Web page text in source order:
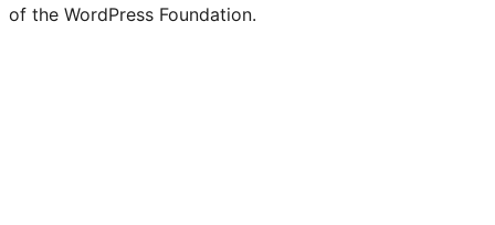
of the WordPress Foundation.